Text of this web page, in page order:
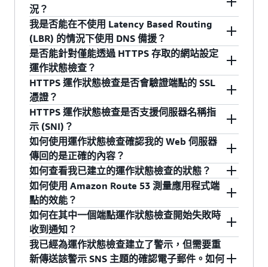
快速間隔運作狀態檢查還會針對您的端點產生三
倍的請求數量，如果您的端點在提供 Web 流量服
務有容量上的限制，可能需要將此因素納入考
量。請瀏覽Route 53 定價頁面，以取得關於快速
間隔運作狀態檢查和其他可選運作狀態檢查功能
的定價詳細資訊。有關更多詳細資訊，請參閱
Amazon Route 53 開發人員指南
數量而定，如果是標準間隔運作狀態檢查，應該
平均每隔 2 至 3 秒，端點就會收到一個請求；而
快速間隔運作狀態檢查，則每秒收到一或多個請
求。
常結果。運作狀態檢查將在重新導向的主體中搜
尋指定的字串。由於運作狀態檢查不遵循重新導
向，它永遠不會將請求傳送到重新導向所指向的
位置，因此也永遠不會從該位置獲得回應。對於
字串比對運作狀態檢查，我們建議您避免將運作
狀態檢查指向傳回 HTTP 重新導向的位置。
Route 53 執行應用程式的運作狀態檢查。在這個
範例中，您的應用程式連續三次未能通過運作狀
態檢查，因此觸發以下事件。
Route 53 停用故障端點的資源紀錄，且不再為這
些記錄提供服務。這是容錯移轉步驟，可讓流量
開始路由到正常運作的端點，而不是故障的端
點。
DNS 解析器用於快取回應的時間是透過與各個記
錄關聯的存留時間 (TTL) 值設定。我們建議在使用
DNS 備援時將 TTL 設為 60 秒或更少，盡量縮短
停止將流量路由到故障端點所需的時間。為了設
定 ELB 和 S3 網站端點的 DNS 備援，您需要使用
TTL 固定為 60 秒的別名記錄；對於這些端點類
型，您不需要調整 TTL 來使用 DNS 備援。
況？
Route 53 只能容錯移轉到正常運作的端點。如果
資源紀錄集中沒有正常運作的端點，Route 53 會
將端點當作已通過所有運作狀態檢查。
我是否能在不使用 Latency Based Routing
(LBR) 的情況下使用 DNS 備援？
是。您可以在不使用 LBR 的情況下設定 DNS 備
援。尤其是，您可以使用 DNS 備援來設定簡單的
容錯移轉案例，其中 Route 53 會監控您的主要網
站，並在主網站不可用時容錯移轉到備份網站。
是否能針對僅能透過 HTTPS 存取的網站設定
運作狀態檢查？
是。Route 53 支援透過 HTTPS、HTTP 或 TCP 進
行運作狀態檢查。
HTTPS 運作狀態檢查是否會驗證端點的 SSL
憑證？
不會，HTTPS 運作狀態檢查會測試是否能夠透過
SSL 連接端點，以及端點是否會傳回有效的 HTTP
回應代碼。但是，它們不會驗證端點傳回的 SSL
憑證。
HTTPS 運作狀態檢查是否支援伺服器名稱指
示 (SNI)？
是，HTTPS 運作狀態檢查支援 SNI。
如何使用運作狀態檢查確認我的 Web 伺服器
傳回的是正確的內容？
您可以透過選擇 "Enable String Matching" 的選項
來使用 Route 53 運作狀態檢查，查看指定字串是
否存在於伺服器回應中。這個選項可用於檢查
Web 伺服器，驗證它所服務的 HTML 包含預期字
串。或者，您可以建立一個專用狀態頁面，用它
從內部或操作角度來檢查伺服器的運作狀態。有
如何查看我已建立的運作狀態檢查的狀態？
您可以在 Amazon Route 53 主控台或透過 Route
53 API，查看運作狀態檢查的最新狀態及失敗的詳
細原因。
此外，每個運作狀態檢查的結果都會以 Amazon
CloudWatch 指標的形式發佈，以顯示端點的運作
如何使用 Amazon Route 53 測量應用程式端
點的效能？
Amazon Route 53 運作狀態檢查包含選用的延遲
測量功能，可提供端點花了多少時間來回應請求
的相關資料。啟用延遲測量功能後，Amazon
如何在其中一個端點運作狀態檢查開始失敗時
收到通知？
因為每個 Route 53 運作狀態檢查的結果都做為
我已經為運作狀態檢查建立了警示，但需要重
新傳送該警示 SNS 主題的確認電子郵件。如何